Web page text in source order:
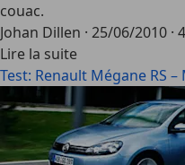
couac.
Johan Dillen · 25/06/2010 ·
Lire la suite
Test: Renault Mégane RS